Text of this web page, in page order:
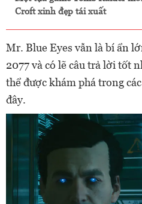
Croft xinh đẹp tái xuất
Mr. Blue Eyes vẫn là bí ẩn
2077 và có lẽ câu trả lời tốt
thể được khám phá trong
đây.